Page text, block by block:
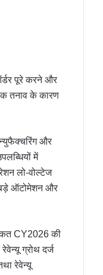
पूरे करने और
तनाव के कारण
और
में
लो-वोल्टेज
बड़े ऑटोमेशन और
CY2026 की
ग्रोथ दर्ज
रेवेन्यू